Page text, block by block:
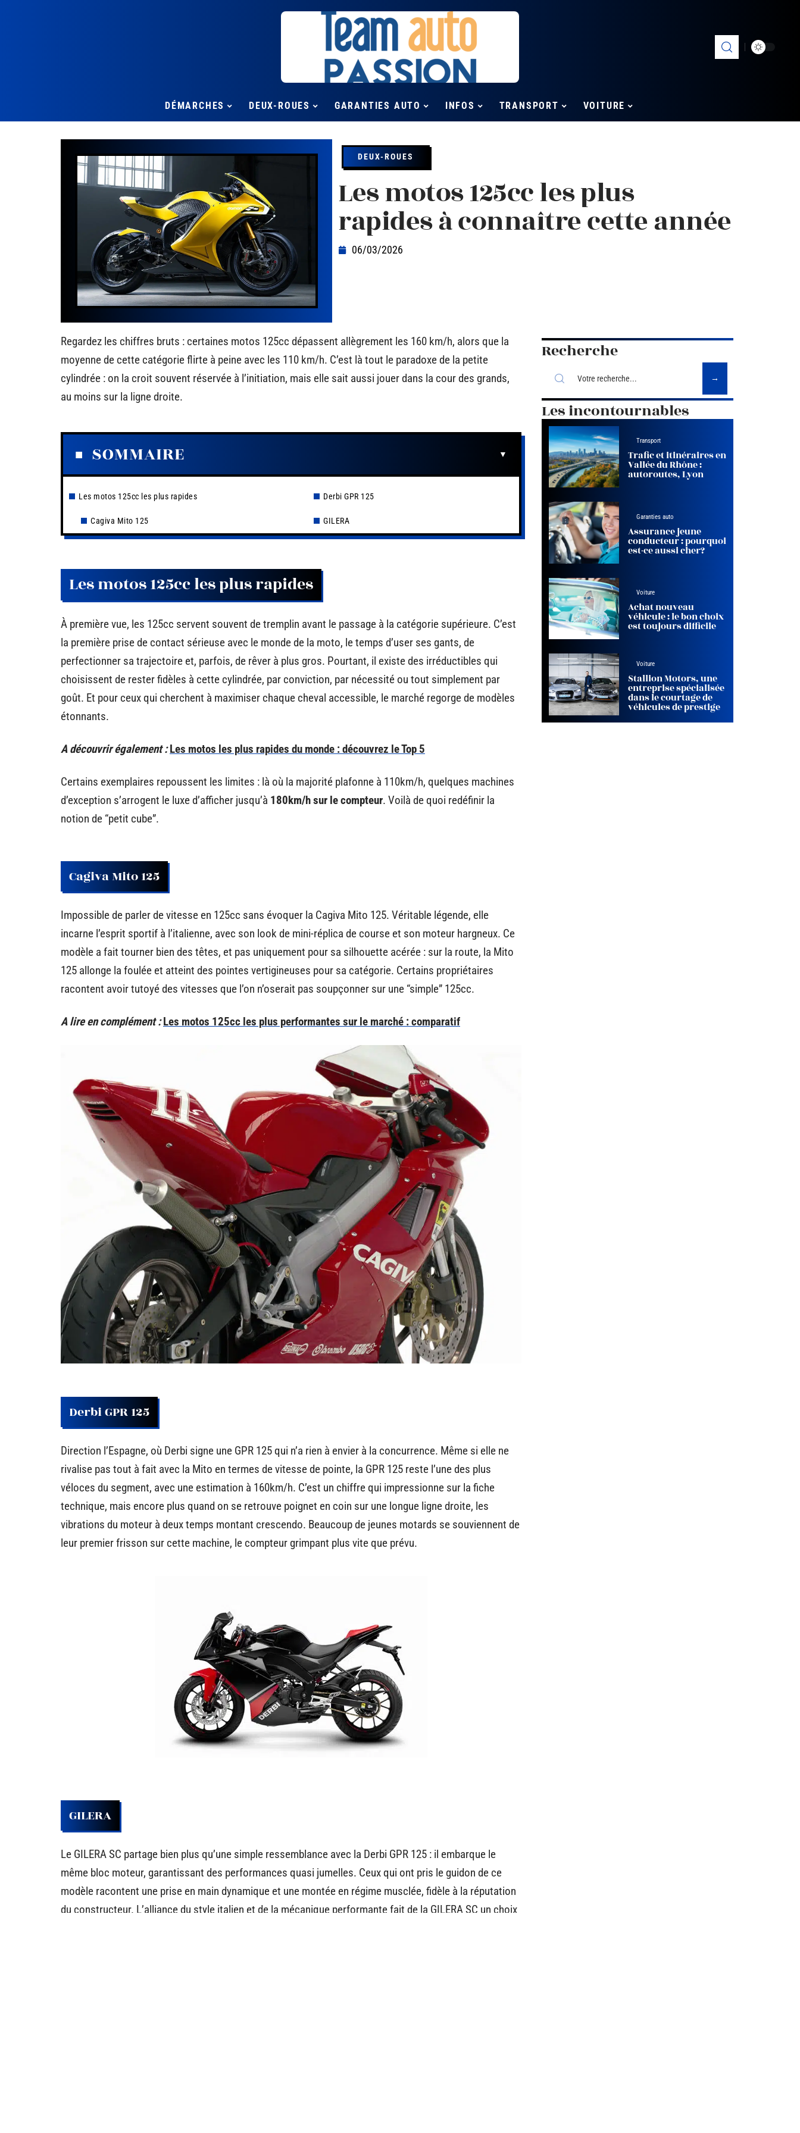
DÉMARCHES DEUX-ROUES GARANTIES AUTO INFOS TRANSPORT VOITURE
DEUX-ROUES
Les motos 125cc les plus
rapides à connaître cette année
06/03/2026
Regardez les chiffres bruts : certaines motos 125cc dépassent allègrement les 160 km/h, alors que la
moyenne de cette catégorie flirte à peine avec les 110 km/h. C’est là tout le paradoxe de la petite
cylindrée : on la croit souvent réservée à l’initiation, mais elle sait aussi jouer dans la cour des grands,
au moins sur la ligne droite.
SOMMAIRE
Les motos 125cc les plus rapides
Cagiva Mito 125
Derbi GPR 125
GILERA
Les motos 125cc les plus rapides
À première vue, les 125cc servent souvent de tremplin avant le passage à la catégorie supérieure. C’est
la première prise de contact sérieuse avec le monde de la moto, le temps d’user ses gants, de
perfectionner sa trajectoire et, parfois, de rêver à plus gros. Pourtant, il existe des irréductibles qui
choisissent de rester fidèles à cette cylindrée, par conviction, par nécessité ou tout simplement par
goût. Et pour ceux qui cherchent à maximiser chaque cheval accessible, le marché regorge de modèles
étonnants.
A découvrir également : Les motos les plus rapides du monde : découvrez le Top 5
Certains exemplaires repoussent les limites : là où la majorité plafonne à 110km/h, quelques machines
d’exception s’arrogent le luxe d’afficher jusqu’à 180km/h sur le compteur. Voilà de quoi redéfinir la
notion de “petit cube”.
Cagiva Mito 125
Impossible de parler de vitesse en 125cc sans évoquer la Cagiva Mito 125. Véritable légende, elle
incarne l’esprit sportif à l’italienne, avec son look de mini-réplica de course et son moteur hargneux. Ce
modèle a fait tourner bien des têtes, et pas uniquement pour sa silhouette acérée : sur la route, la Mito
125 allonge la foulée et atteint des pointes vertigineuses pour sa catégorie. Certains propriétaires
racontent avoir tutoyé des vitesses que l’on n’oserait pas soupçonner sur une “simple” 125cc.
A lire en complément : Les motos 125cc les plus performantes sur le marché : comparatif
Derbi GPR 125
Direction l’Espagne, où Derbi signe une GPR 125 qui n’a rien à envier à la concurrence. Même si elle ne
rivalise pas tout à fait avec la Mito en termes de vitesse de pointe, la GPR 125 reste l’une des plus
véloces du segment, avec une estimation à 160km/h. C’est un chiffre qui impressionne sur la fiche
technique, mais encore plus quand on se retrouve poignet en coin sur une longue ligne droite, les
vibrations du moteur à deux temps montant crescendo. Beaucoup de jeunes motards se souviennent de
leur premier frisson sur cette machine, le compteur grimpant plus vite que prévu.
GILERA
Le GILERA SC partage bien plus qu’une simple ressemblance avec la Derbi GPR 125 : il embarque le
même bloc moteur, garantissant des performances quasi jumelles. Ceux qui ont pris le guidon de ce
modèle racontent une prise en main dynamique et une montée en régime musclée, fidèle à la réputation
du constructeur. L’alliance du style italien et de la mécanique performante fait de la GILERA SC un choix
Recherche
Les incontournables
Transport
Trafic et itinéraires en
Vallée du Rhône :
autoroutes, Lyon
Garanties auto
Assurance jeune
conducteur : pourquoi
est-ce aussi cher?
Voiture
Achat nouveau
véhicule : le bon choix
est toujours difficile
Voiture
Stallion Motors, une
entreprise spécialisée
dans le courtage de
véhicules de prestige